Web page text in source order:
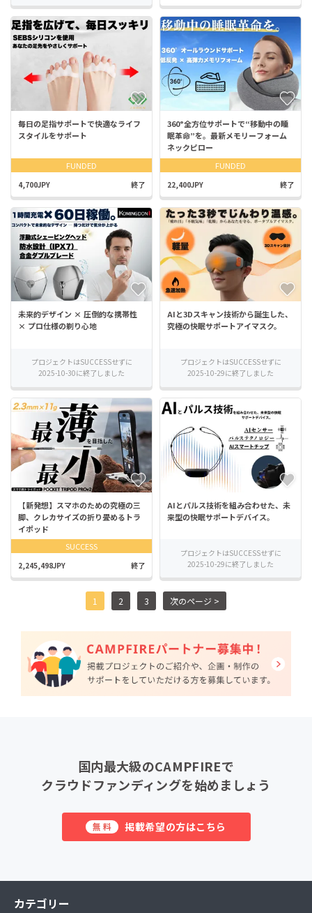
毎日の足指サポートで快適なライフ
スタイルをサポート
FUNDED
4,700JPY 終了
360°全方位サポートで“移動中の睡
眠革命”を。最新メモリーフォーム
ネックピロー
FUNDED
22,400JPY 終了
未来的デザイン × 圧倒的な携帯性
× プロ仕様の剃り心地
プロジェクトはSUCCESSせずに
2025-10-30に終了しました
AIと3Dスキャン技術から誕生した、
究極の快眠サポートアイマスク。
プロジェクトはSUCCESSせずに
2025-10-29に終了しました
【新発想】スマホのための究極の三
脚、クレカサイズの折り畳めるトラ
イポッド
SUCCESS
2,245,498JPY 終了
AIとパルス技術を組み合わせた、未
来型の快眠サポートデバイス。
プロジェクトはSUCCESSせずに
2025-10-29に終了しました
1 2 3 次のページ >
国内最大級のCAMPFIREで
クラウドファンディングを始めましょう
無料 掲載希望の方はこちら
カテゴリー